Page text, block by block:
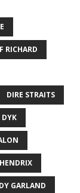
RICHARD
DIRE STRAITS
DYK
GARLAND